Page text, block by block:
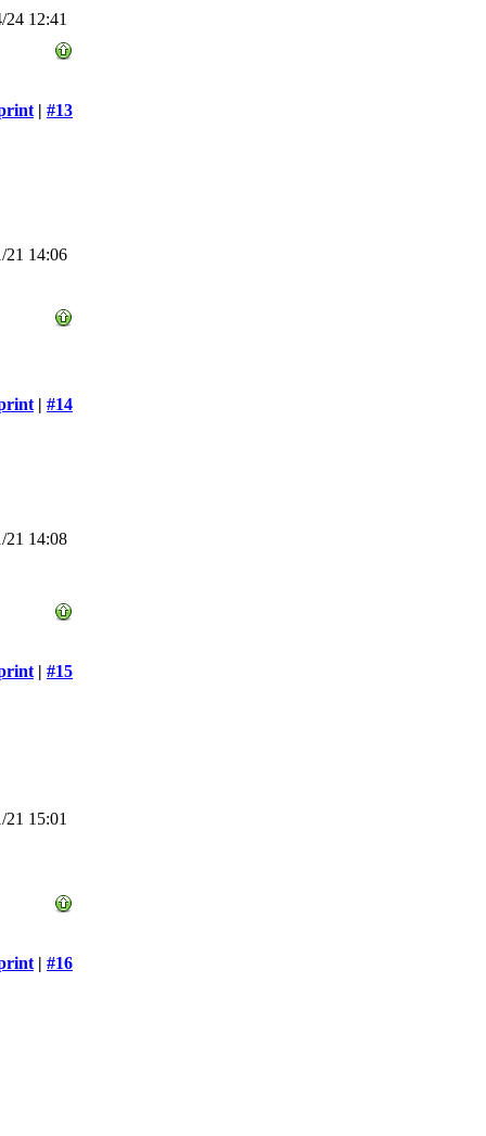
12:41
| #13
21 14:06
| #14
21 14:08
| #15
15:01
| #16